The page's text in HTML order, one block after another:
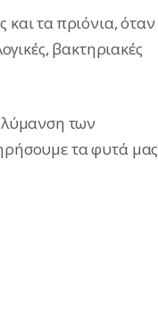
τα πριόνια, όταν
βακτηριακές
των
τα φυτά μας